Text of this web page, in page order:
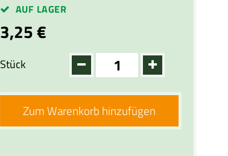
AUF LAGER
3,25 €
Stück
Zum Warenkorb hinzufügen